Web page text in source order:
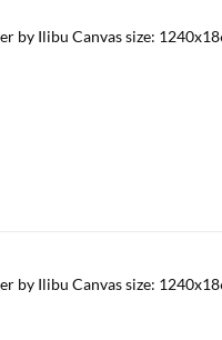
by Ilibu Canvas size:
by Ilibu Canvas size: